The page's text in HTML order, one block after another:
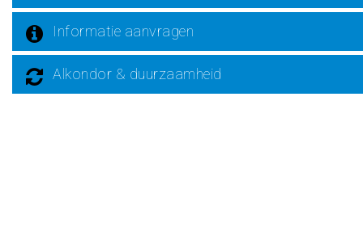
Informatie aanvragen
Alkondor & duurzaamheid